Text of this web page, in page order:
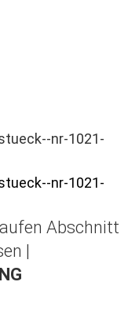
Abschnitt
|